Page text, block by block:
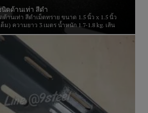
นิดด้านเท่า สีดำ
ด้านเท่า สีดำเม็ดทราย ขนาด 1.5 นิ้ว x 1.5 นิ้ว
ม) ความยาว 3 เมตร น้ำหนัก 1.7-1.8 kg. เส้น